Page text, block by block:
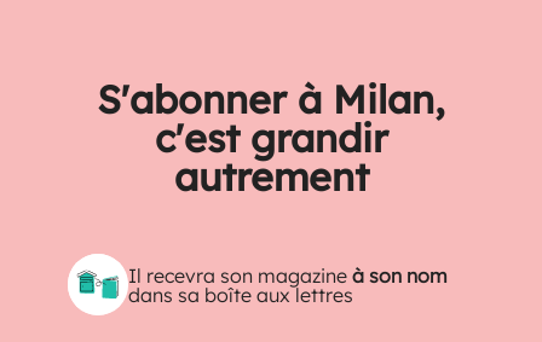
S'abonner à Milan,
c'est grandir
autrement
Il recevra son magazineà son nom
dans sa boîte aux lettres